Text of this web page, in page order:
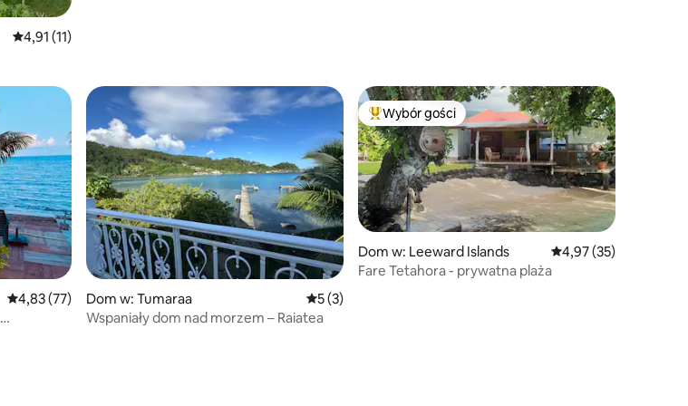
Średnia ocena: 4,91 na 5, liczba recenzji: 11
4,91 (11)
Średnia ocena: 4,83 na 5, liczba recenzji: 77
4,83 (77)
Dom w: Tumaraa Średnia ocena: 5 na 5, liczba recenzji: 3
5 (3)
Wspaniały dom nad morzem – Raiatea
Najpopularniejsze z kategorii Wybór gości
Wybór gości
Dom w: Leeward Islands Średnia ocena: 4,97
4,97 (35)
Fare Tetahora - prywatna plaża